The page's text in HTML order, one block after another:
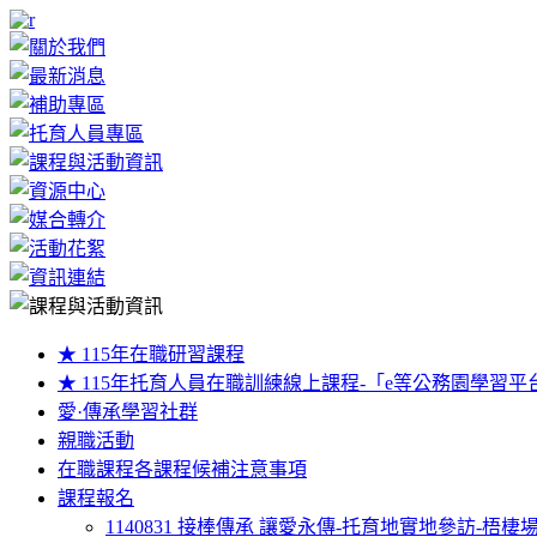
★ 115年在職研習課程
★ 115年托育人員在職訓練線上課程-「e等公務園學習平
愛·傳承學習社群
親職活動
在職課程各課程候補注意事項
課程報名
1140831 接棒傳承 讓愛永傳-托育地實地參訪-梧棲